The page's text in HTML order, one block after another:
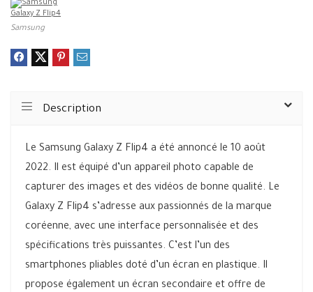
Samsung
Description
Le Samsung Galaxy Z Flip4 a été annoncé le 10 août
2022. Il est équipé d’un appareil photo capable de
capturer des images et des vidéos de bonne qualité. Le
Galaxy Z Flip4 s’adresse aux passionnés de la marque
coréenne, avec une interface personnalisée et des
spécifications très puissantes. C’est l’un des
smartphones pliables doté d’un écran en plastique. Il
propose également un écran secondaire et offre de